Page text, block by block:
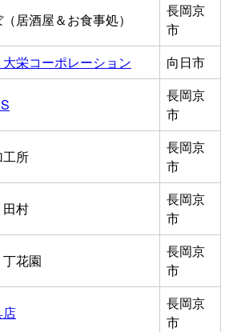
居酒屋＆お食事処）
長岡京
市
大栄コーポレーション 向日市
長岡京
市
工所
長岡京
市
田村
長岡京
市
丁花園
長岡京
市
店
長岡京
市